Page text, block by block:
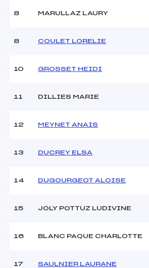
Ouvreurs C :
Ouvreurs B :
Ouvreurs D :
Température arrivée :
8 MARULLAZ LAURY
8 COULET LORELIE
10 GROSSET HEIDI
11 DILLIES MARIE
12 MEYNET ANAIS
13 DUCREY ELSA
14 DUGOURGEOT ALOISE
15 JOLY POTTUZ LUDIVINE
16 BLANC PAQUE CHARLOTTE
17 SAULNIER LAURANE